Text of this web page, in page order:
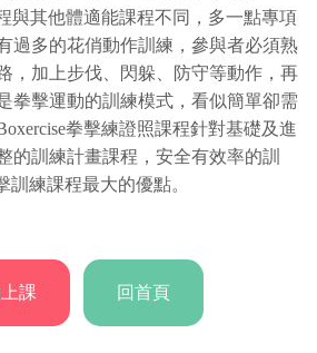
與其他體適能課程不同，多一點專項
過多的花俏動作訓練，參與者必須熟
，加上步伐、閃躲、防守等動作，再
拳擊運動的訓練模式，看似簡單卻需
拳擊練證照課程針對基礎及進
的訓練計畫課程，安全有效率的訓
訓練課程最大的優點。
回首頁